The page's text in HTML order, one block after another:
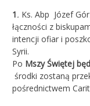
1. Ks. Abp Józef
łączności z
intencji ofiar i
Syrii.
Po Mszy Świętej
środki zostaną
pośrednictwem